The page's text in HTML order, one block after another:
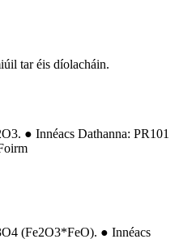
tar éis díolacháin.
● Innéacs Dathanna: PR101
(Fe2O3*FeO). ● Innéacs